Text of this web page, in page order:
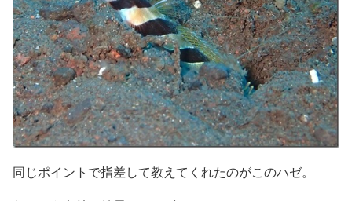
同じポイントで指差して教えてくれたのがこのハゼ。